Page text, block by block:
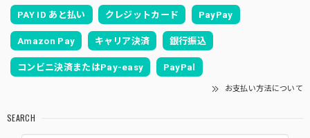
PAY ID あと払い クレジットカード PayPay
Amazon Pay キャリア決済 銀行振込
コンビニ決済またはPay-easy PayPal
お支払い方法について
SEARCH